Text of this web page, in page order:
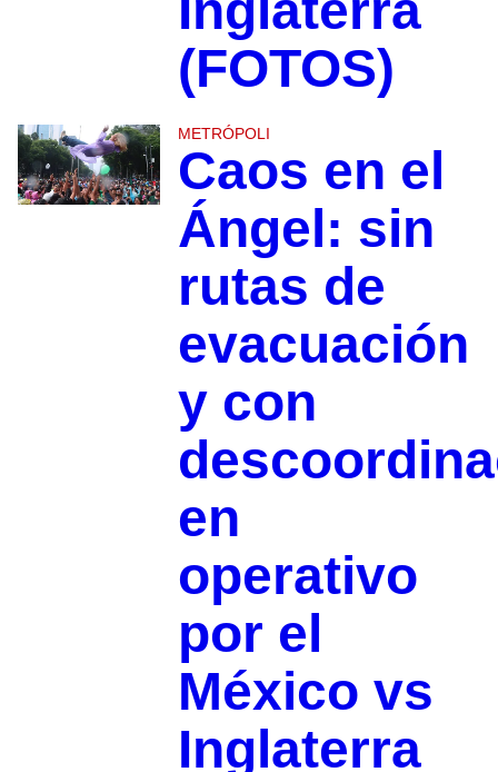
(FOTOS)
METRÓPOLI
Caos en el
Ángel: sin
rutas de
evacuación
y con
en
operativo
por el
México vs
Inglaterra